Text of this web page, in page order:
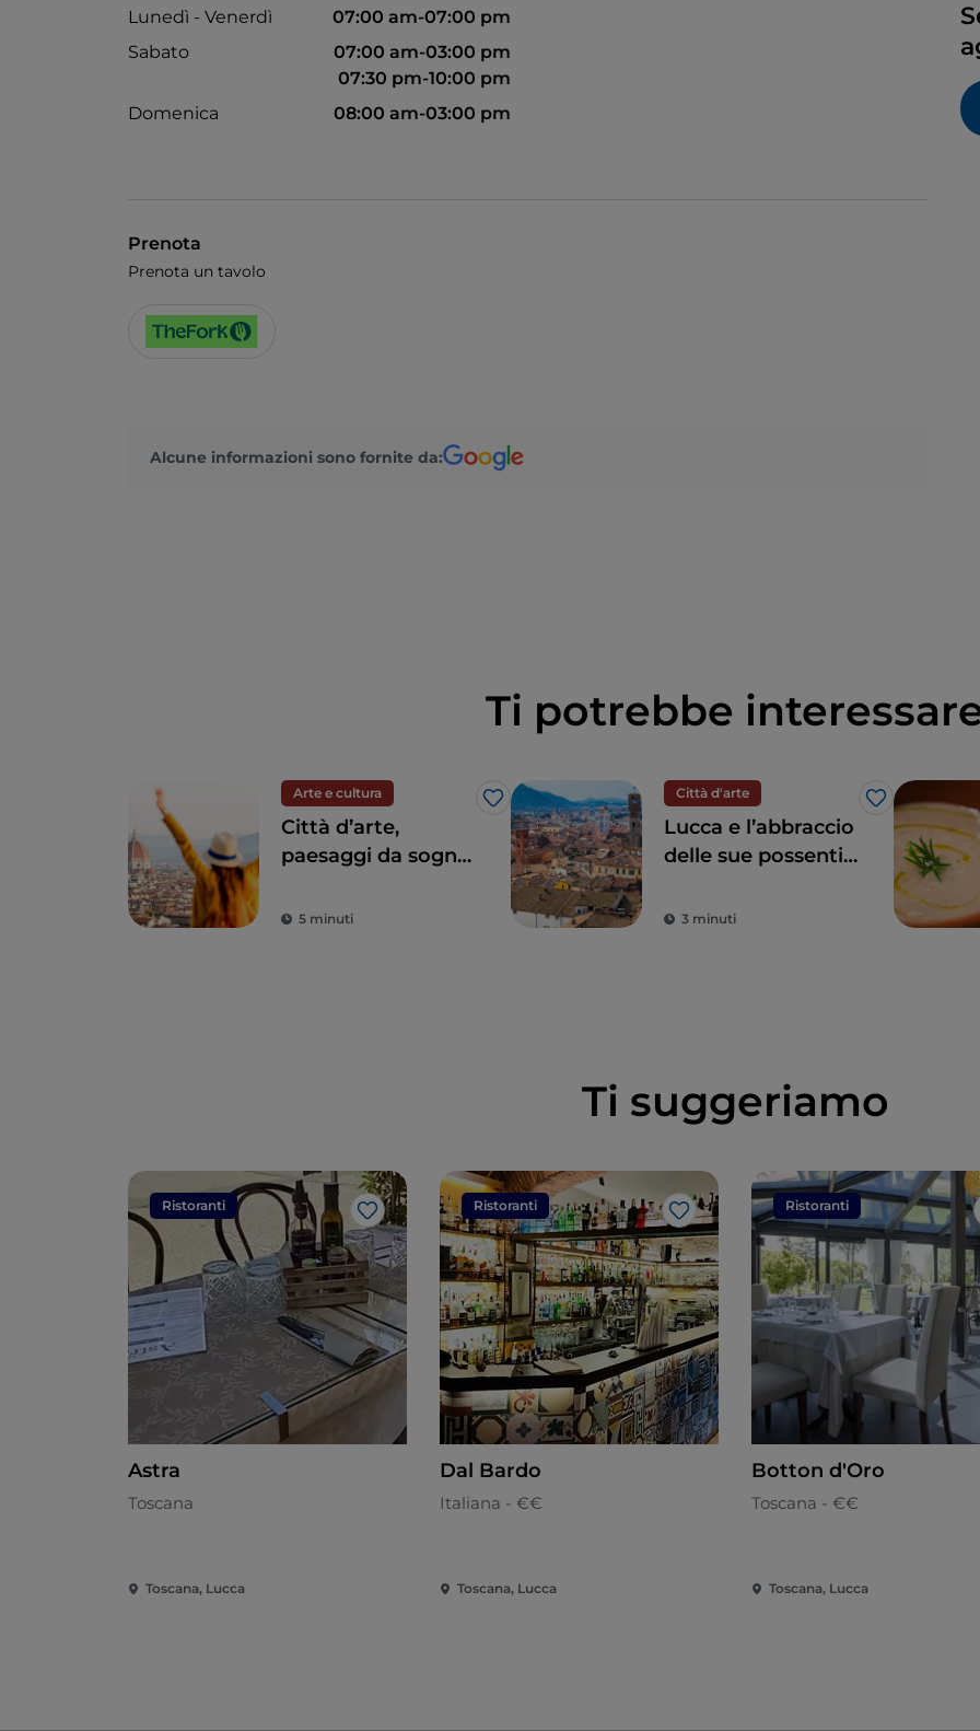
Lunedì - Venerdì
07:00 am-07:00 pm
Sabato
07:00 am-03:00 pm
07:30 pm-10:00 pm
Domenica
08:00 am-03:00 pm
Prenota
Prenota un tavolo
Alcune informazioni sono fornite da:
Ti potrebbe
Arte e cultura
Like
Città d’arte,
paesaggi da sogno
Toscana è il sogno
5 minuti
Città d'arte
Like
Lucca e l’abbraccio
delle sue possenti
3 minuti
Ti suggeriamo
Ristoranti
Like
Astra
Toscana
Toscana, Lucca
Ristoranti
Like
Dal Bardo
Italiana - €€
Toscana, Lucca
Ristoranti
Botton d'Oro
Toscana - €€
Toscana, Lucca